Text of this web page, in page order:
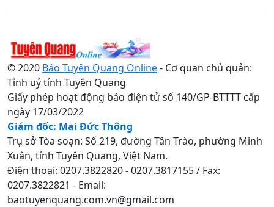
© 2020 Báo Tuyên Quang Online- Cơ quan chủ quản:
Tỉnh uỷ tỉnh Tuyên Quang
Giấy phép hoạt động báo điện tử số 140/GP-BTTTT cấp
ngày 17/03/2022
Giám đốc: Mai Đức Thông
Trụ sở Tòa soạn: Số 219, đường Tân Trào, phường Minh
Xuân, tỉnh Tuyên Quang, Việt Nam.
Điện thoại: 0207.3822820 - 0207.3817155 / Fax:
0207.3822821 - Email:
baotuyenquang.com.vn@gmail.com